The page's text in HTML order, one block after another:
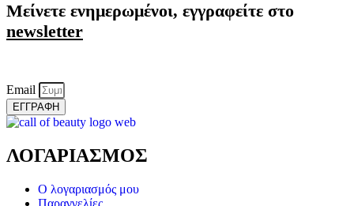
Μείνετε ενημερωμένοι, εγγραφείτε στο
newsletter
Email
ΕΓΓΡΑΦΗ
ΛΟΓΑΡΙΑΣΜΟΣ
Ο λογαριασμός μου